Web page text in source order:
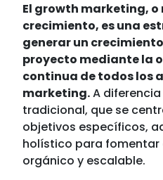
El growth marketing,
crecimiento, es una
generar un
proyecto mediante la
continua de todos los
marketing.A
tradicional, que se
objetivos específicos,
holístico para fomentar
orgánico y escalable.